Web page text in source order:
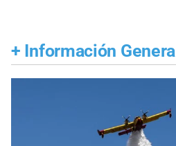
+ Información General